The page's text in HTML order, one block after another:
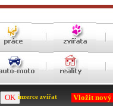
inzerce zvířat Vložit